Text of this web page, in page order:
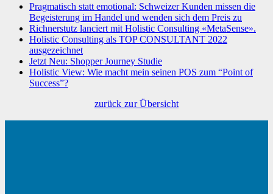
Pragmatisch statt emotional: Schweizer Kunden missen die
Begeisterung im Handel und wenden sich dem Preis zu
Richnerstutz lanciert mit Holistic Consulting «MetaSense».
Holistic Consulting als TOP CONSULTANT 2022
ausgezeichnet
Jetzt Neu: Shopper Journey Studie
Holistic View: Wie macht mein seinen POS zum “Point of
Success”?
zurück zur Übersicht